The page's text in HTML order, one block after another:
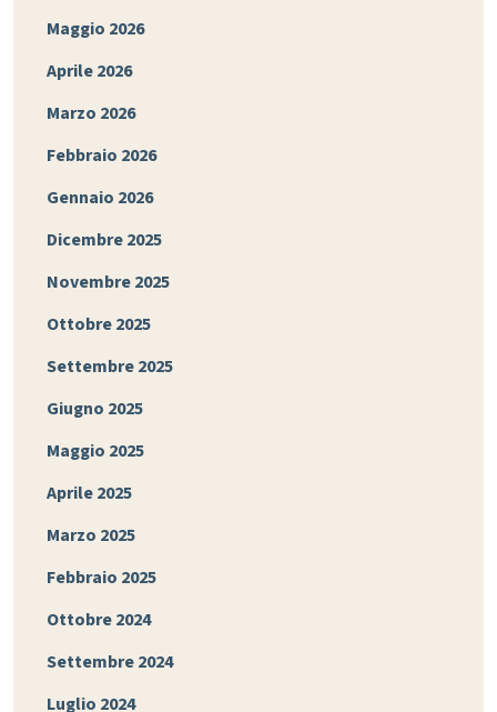
Maggio 2026
Aprile 2026
Marzo 2026
Febbraio 2026
Gennaio 2026
Dicembre 2025
Novembre 2025
Ottobre 2025
Settembre 2025
Giugno 2025
Maggio 2025
Aprile 2025
Marzo 2025
Febbraio 2025
Ottobre 2024
Settembre 2024
Luglio 2024